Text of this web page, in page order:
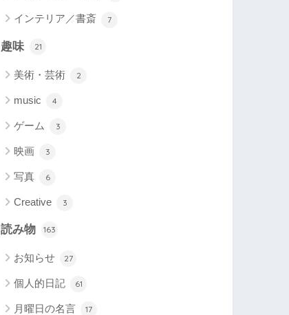
インテリア／書斎 7
趣味 21
美術・芸術 2
music 4
ゲーム 3
映画 3
写真 6
Creative 3
読み物 163
お知らせ 27
個人的日記 61
月曜日の名言 17